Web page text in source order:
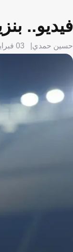
فيديو..
حسين حمدي 03 فبراير 2026